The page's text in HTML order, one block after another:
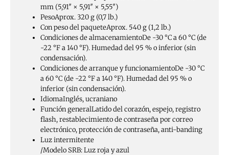
mm (5,91″ × 5,91″ × 5,55″)
PesoAprox. 320 g (0,7 lb.)
Con peso del paqueteAprox. 540 g (1,2 lb.)
Condiciones de almacenamientoDe -30 °C a 60 °C (de
-22 °F a 140 °F). Humedad del 95 % o inferior (sin
condensación).
Condiciones de arranque y funcionamientoDe -30 °C
a 60 °C (de -22 °F a 140 °F). Humedad del 95 % o
inferior (sin condensación).
IdiomaInglés, ucraniano
Función generalLatido del corazón, espejo, registro
flash, restablecimiento de contraseña por correo
electrónico, protección de contraseña, anti-banding
Luz intermitente
/Modelo SRB: Luz roja y azul